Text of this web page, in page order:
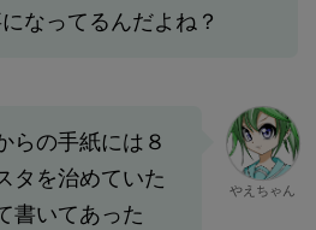
なってるんだよね？
らの手紙には８
タを治めていた
書いてあった
やえちゃん